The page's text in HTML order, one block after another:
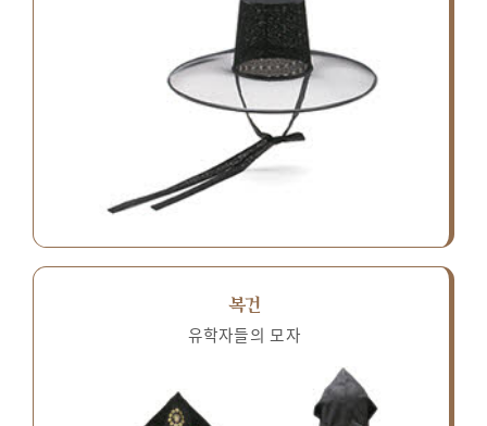
복건
유학자들의 모자